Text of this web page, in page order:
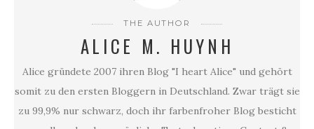
THE AUTHOR
ALICE M. HUYNH
Alice gründete 2007 ihren Blog "I heart Alice" und gehört
somit zu den ersten Bloggern in Deutschland. Zwar trägt sie
zu 99,9% nur schwarz, doch ihr farbenfroher Blog besticht